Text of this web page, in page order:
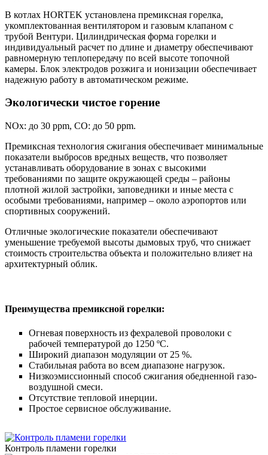
В котлах HORTEK установлена премиксная горелка,
укомплектованная вентилятором и газовым клапаном с
трубой Вентури. Цилиндрическая форма горелки и
индивидуальный расчет по длине и диаметру обеспечивают
равномерную теплопередачу по всей высоте топочной
камеры. Блок электродов розжига и ионизации обеспечивает
надежную работу в автоматическом режиме.
Экологически чистое горение
NOx: до 30 ppm, CO: до 50 ppm.
Премиксная технология сжигания обеспечивает минимальные
показатели выбросов вредных веществ, что позволяет
устанавливать оборудование в зонах с высокими
требованиями по защите окружающей среды – районы
плотной жилой застройки, заповедники и иные места с
особыми требованиями, например – около аэропортов или
спортивных сооружений.
Отличные экологические показатели обеспечивают
уменьшение требуемой высоты дымовых труб, что снижает
стоимость строительства объекта и положительно влияет на
архитектурный облик.
Преимущества премиксной горелки:
Огневая поверхность из фехралевой проволоки с
рабочей температурой до 1250 ºC.
Широкий диапазон модуляции от 25 %.
Стабильная работа во всем диапазоне нагрузок.
Низкоэмиссионный способ сжигания обедненной газо-
воздушной смеси.
Отсутствие тепловой инерции.
Простое сервисное обслуживание.
Контроль пламени горелки